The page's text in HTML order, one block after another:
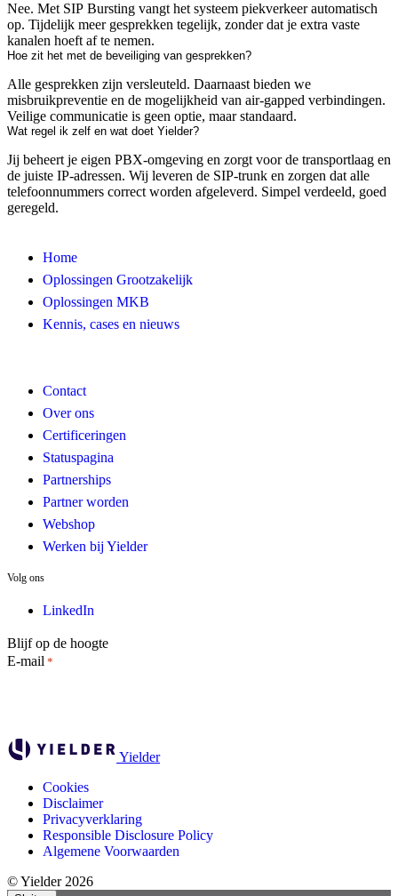
Nee. Met SIP Bursting vangt het systeem piekverkeer automatisch
op. Tijdelijk meer gesprekken tegelijk, zonder dat je extra vaste
kanalen hoeft af te nemen.
Hoe zit het met de beveiliging van gesprekken?
Alle gesprekken zijn versleuteld. Daarnaast bieden we
misbruikpreventie en de mogelijkheid van air-gapped verbindingen.
Veilige communicatie is geen optie, maar standaard.
Wat regel ik zelf en wat doet Yielder?
Jij beheert je eigen PBX-omgeving en zorgt voor de transportlaag en
de juiste IP-adressen. Wij leveren de SIP-trunk en zorgen dat alle
telefoonnummers correct worden afgeleverd. Simpel verdeeld, goed
geregeld.
Home
Oplossingen Grootzakelijk
Oplossingen MKB
Kennis, cases en nieuws
Contact
Over ons
Certificeringen
Statuspagina
Partnerships
Partner worden
Webshop
Werken bij Yielder
Volg ons
LinkedIn
Blijf op de hoogte
E-mail *
Yielder
Cookies
Disclaimer
Privacyverklaring
Responsible Disclosure Policy
Algemene Voorwaarden
© Yielder 2026